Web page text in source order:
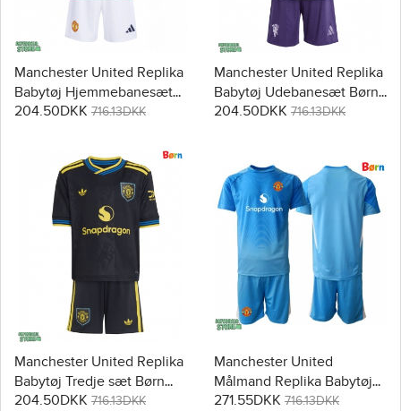
Manchester United Replika
Babytøj Hjemmebanesæt
Børn 2025-26 Kortærmet (+
204.50DKK 716.13DKK
Manchester United Replika
Babytøj Udebanesæt Børn
2025-26 Kortærmet (+
204.50DKK 716.13DKK
Manchester United Replika
Babytøj Tredje sæt Børn
2025-26 Kortærmet (+
204.50DKK 716.13DKK
Manchester United
Målmand Replika Babytøj
Hjemmebanesæt Børn
271.55DKK 716.13DKK